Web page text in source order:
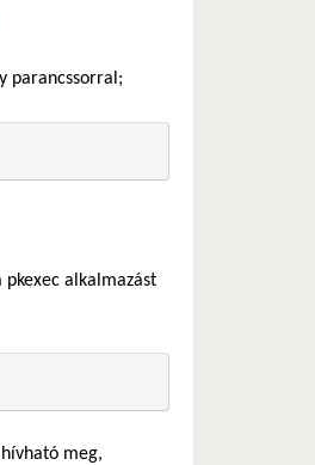
parancssorral;
alkalmazást
meg,